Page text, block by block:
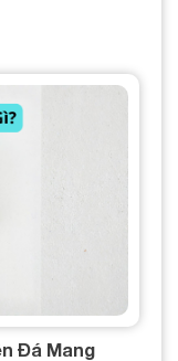
Đá Mang